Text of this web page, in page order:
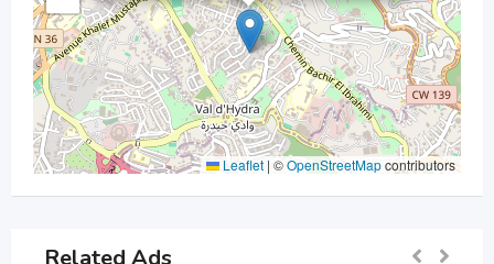
Leaflet | ©OpenStreetMapcontributors
Related Ads